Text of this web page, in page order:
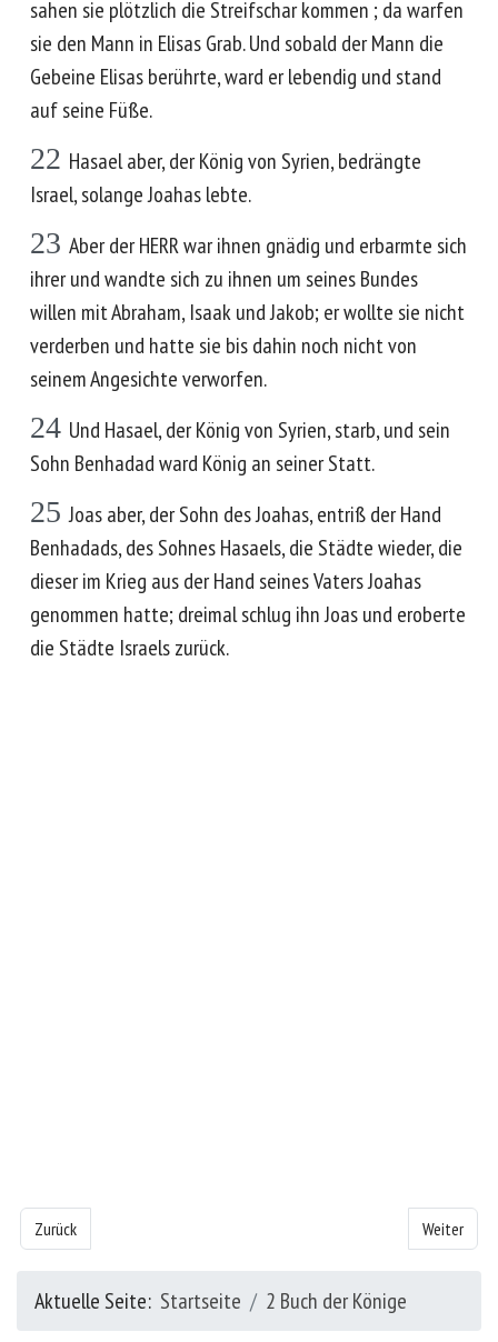
sahen sie plötzlich die Streifschar kommen ; da warfen
sie den Mann in Elisas Grab. Und sobald der Mann die
Gebeine Elisas berührte, ward er lebendig und stand
auf seine Füße.
22 Hasael aber, der König von Syrien, bedrängte
Israel, solange Joahas lebte.
23 Aber der HERR war ihnen gnädig und erbarmte sich
ihrer und wandte sich zu ihnen um seines Bundes
willen mit Abraham, Isaak und Jakob; er wollte sie nicht
verderben und hatte sie bis dahin noch nicht von
seinem Angesichte verworfen.
24 Und Hasael, der König von Syrien, starb, und sein
Sohn Benhadad ward König an seiner Statt.
25 Joas aber, der Sohn des Joahas, entriß der Hand
Benhadads, des Sohnes Hasaels, die Städte wieder, die
dieser im Krieg aus der Hand seines Vaters Joahas
genommen hatte; dreimal schlug ihn Joas und eroberte
die Städte Israels zurück.
Vorheriger Beitrag: Das 2 Buch der Könige - Kapitel 12
Zurück Nächster
Weiter
Aktuelle Seite: Startseite 2 Buch der Könige